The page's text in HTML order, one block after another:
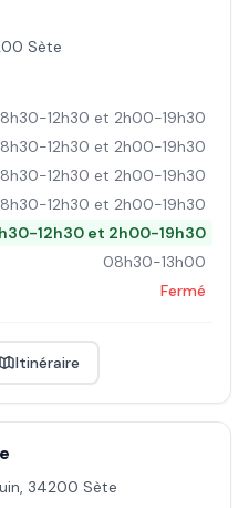
Sète
12h30 et 2h00-19h30
12h30 et 2h00-19h30
12h30 et 2h00-19h30
12h30 et 2h00-19h30
12h30 et 2h00-19h30
08h30-13h00
Fermé
Itinéraire
, 34200 Sète